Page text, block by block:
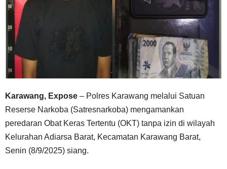
Karawang, Expose – Polres Karawang melalui Satuan
Reserse Narkoba (Satresnarkoba) mengamankan
peredaran Obat Keras Tertentu (OKT) tanpa izin di wilayah
Kelurahan Adiarsa Barat, Kecamatan Karawang Barat,
Senin (8/9/2025) siang.